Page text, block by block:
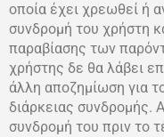
οποία έχει χρεωθεί ή
συνδρομή του χρήστη
παραβίασης των
χρήστης δε θα λάβει
άλλη αποζημίωση για
διάρκειας συνδρομής.
συνδρομή του πριν το